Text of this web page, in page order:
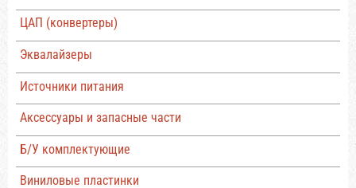
ЦАП (конвертеры)
Эквалайзеры
Источники питания
Аксессуары и запасные части
Б/У комплектующие
Виниловые пластинки